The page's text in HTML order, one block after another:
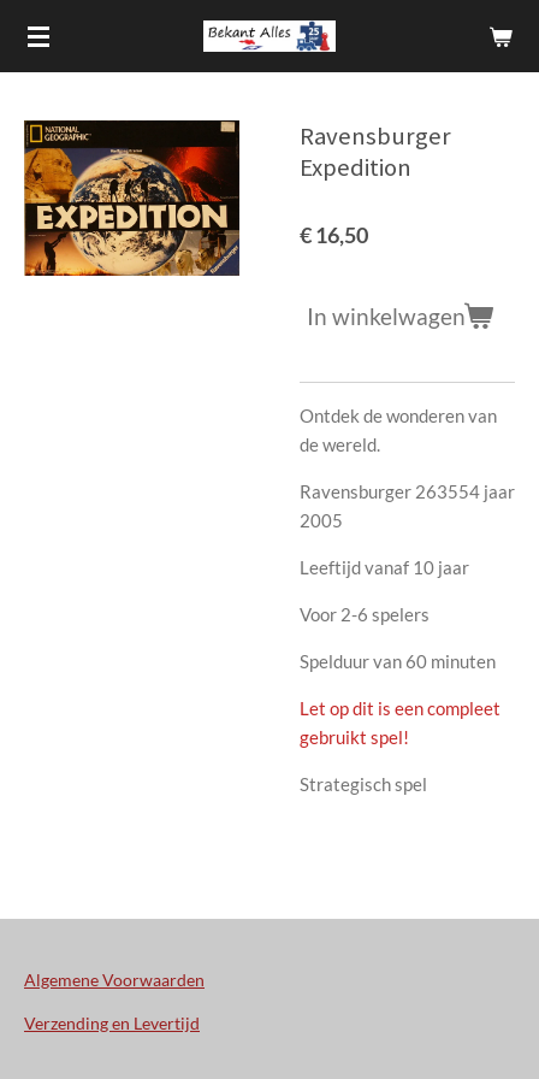
Ga
direct
hoofdinhoud
Ravensburger
Expedition
€ 16,50
In winkelwagen
Ontdek de wonderen van
de wereld.
Ravensburger 263554 jaar
2005
Leeftijd vanaf 10 jaar
Voor 2-6 spelers
Spelduur van 60 minuten
Let op dit is een compleet
gebruikt spel!
Strategisch spel
Algemene Voorwaarden
Verzending en Levertijd